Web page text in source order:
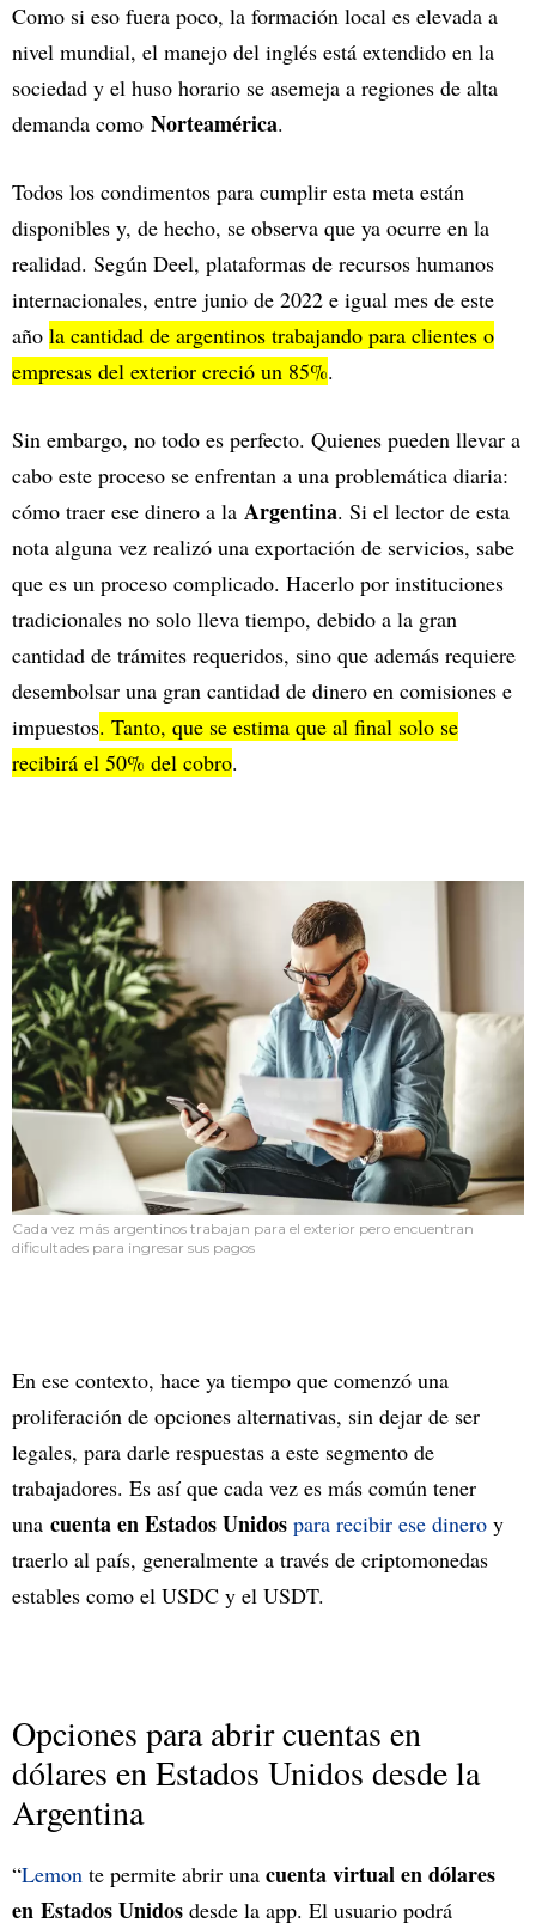
Como si eso fuera poco, la formación local es elevada a
nivel mundial, el manejo del inglés está extendido en la
sociedad y el huso horario se asemeja a regiones de alta
demanda como Norteamérica.
Todos los condimentos para cumplir esta meta están
disponibles y, de hecho, se observa que ya ocurre en la
realidad. Según Deel, plataformas de recursos humanos
internacionales, entre junio de 2022 e igual mes de este
año la cantidad de argentinos trabajando para clientes o
empresas del exterior creció un 85%.
Sin embargo, no todo es perfecto. Quienes pueden llevar a
cabo este proceso se enfrentan a una problemática diaria:
cómo traer ese dinero a la Argentina. Si el lector de esta
nota alguna vez realizó una exportación de servicios, sabe
que es un proceso complicado. Hacerlo por instituciones
tradicionales no solo lleva tiempo, debido a la gran
cantidad de trámites requeridos, sino que además requiere
desembolsar una gran cantidad de dinero en comisiones e
impuestos. Tanto, que se estima que al final solo se
recibirá el 50% del cobro.
Cada vez más argentinos trabajan para el exterior pero encuentran
dificultades para ingresar sus pagos
En ese contexto, hace ya tiempo que comenzó una
proliferación de opciones alternativas, sin dejar de ser
legales, para darle respuestas a este segmento de
trabajadores. Es así que cada vez es más común tener
una cuenta en Estados Unidos para recibir ese dinero y
traerlo al país, generalmente a través de criptomonedas
estables como el USDC y el USDT.
Opciones para abrir cuentas en
dólares en Estados Unidos desde la
Argentina
“Lemon te permite abrir una cuenta virtual en dólares
en Estados Unidos desde la app. El usuario podrá